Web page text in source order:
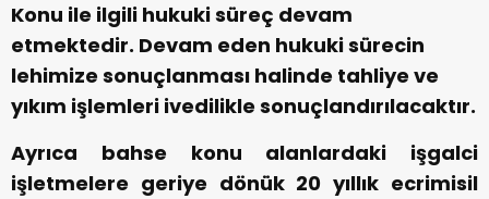
Konu ile ilgili hukuki süreç devam
etmektedir. Devam eden hukuki sürecin
lehimize sonuçlanması halinde tahliye ve
yıkım işlemleri ivedilikle sonuçlandırılacaktır.
Ayrıca bahse konu alanlardaki işgalci
işletmelere geriye dönük 20 yıllık ecrimisil